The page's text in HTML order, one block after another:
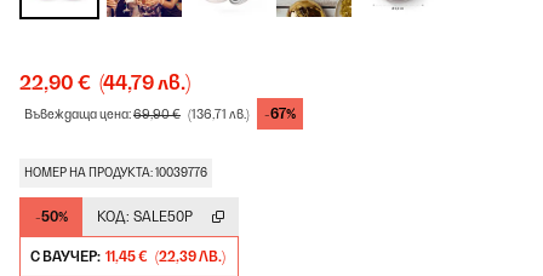
22,90 € (44,79 лв.)
Въвеждаща цена:69,90 € (136,71 лв.) -67%
НОМЕР НА ПРОДУКТА: 10039776
-50% КОД: SALE50P
С ВАУЧЕР: 11,45 € (22,39 ЛВ.)